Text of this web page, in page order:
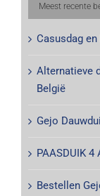
Meest recente
Casusdag
Alternatieve
België
Gejo
PAASDUIK 4
Bestellen